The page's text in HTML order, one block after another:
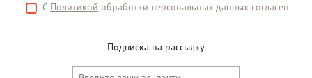
С Политикой обработки персональных данных согласен
Подписка на рассылку